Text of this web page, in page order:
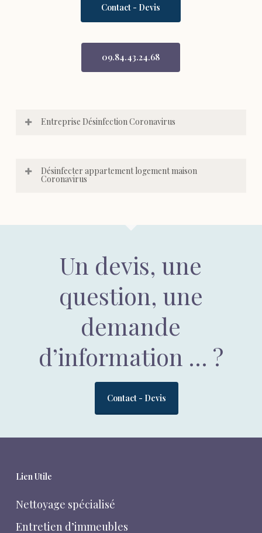
Contact - Devis
09.84.43.24.68
Entreprise Désinfection Coronavirus
Désinfecter appartement logement maison
Coronavirus
Un devis, une
question, une
demande
d’information … ?
Contact - Devis
Lien Utile
Nettoyage spécialisé
Entretien d’immeubles